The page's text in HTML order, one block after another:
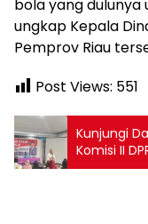
bola yang dulunya
ungkap Kepala
Pemprov Riau
Post Views: 551
Kunjungi
Komisi II